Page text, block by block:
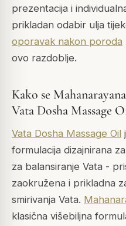
prezentacija i
prikladan odabir ulja
oporavak nakon poroda
ovo razdoblje.
Kako se
Vata Dosha Massage
Vata Dosha Massage Oil
formulacija dizajnirana
za balansiranje Vata -
zaokružena i prikladna
smirivanja Vata.
klasična višebiljna